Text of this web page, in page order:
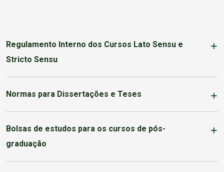
Regulamento Interno dos Cursos Lato Sensu e
Stricto Sensu
Normas para Dissertações e Teses
Bolsas de estudos para os cursos de pós-
graduação